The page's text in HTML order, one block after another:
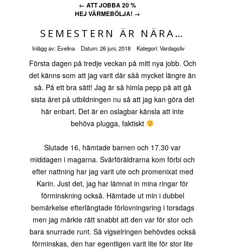
← ATT JOBBA 20 %
HEJ VÄRMEBÖLJA! →
SEMESTERN ÄR NÄRA…
Inlägg av: Evelina Datum:26 juni, 2018 Kategori:Vardagsliv
Första dagen på tredje veckan på mitt nya jobb. Och
det känns som att jag varit där såå mycket längre än
så. På ett bra sätt! Jag är så himla pepp på att gå
sista året på utbildningen nu så att jag kan göra det
här enbart. Det är en oslagbar känsla att inte
behöva plugga, faktiskt
Slutade 16, hämtade barnen och 17.30 var
middagen i magarna. Svärföräldrarna kom förbi och
efter nattning har jag varit ute och promenixat med
Karin. Just det, jag har lämnat in mina ringar för
förminskning också. Hämtade ut min i dubbel
bemärkelse efterlängtade förlovningsring i torsdags
men jag märkte rätt snabbt att den var för stor och
bara snurrade runt. Så vigselringen behövdes också
förminskas, den har egentligen varit lite för stor lite